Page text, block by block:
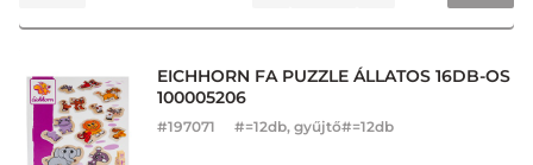
EICHHORN FA PUZZLE ÁLLATOS 16DB-OS
100005206
#197071 #=12db, gyűjtő#=12db